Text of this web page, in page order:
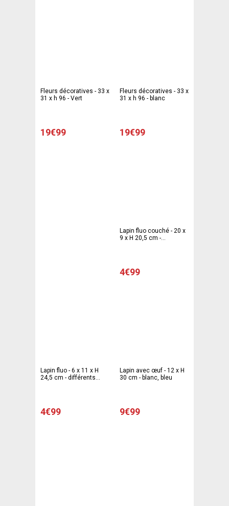
Fleurs décoratives - 33 x
31 x h 96 - Vert
19€99
Fleurs décoratives - 33 x
31 x h 96 - blanc
19€99
Lapin fluo couché - 20 x
9 x H 20,5 cm -
4€99
Lapin fluo - 6 x 11 x H
24,5 cm - différents
4€99
Lapin avec œuf - 12 x H
30 cm - blanc, bleu
9€99